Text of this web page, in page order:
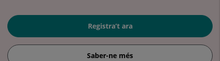
Registra’t ara
Saber-ne més